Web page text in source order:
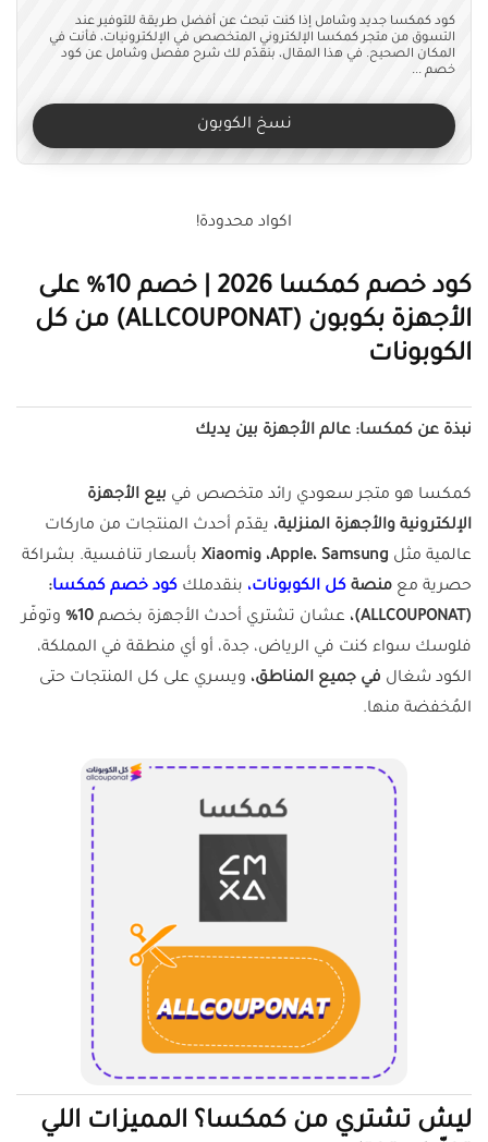
كود كمكسا جديد وشامل إذا كنت تبحث عن أفضل طريقة للتوفير عند
التسوق من متجر كمكسا الإلكتروني المتخصص في الإلكترونيات، فأنت في
المكان الصحيح. في هذا المقال، بنقدّم لك شرح مفصل وشامل عن كود
خصم ...
نسخ الكوبون
اكواد محدودة!
كود خصم كمكسا 2026 | خصم 10% على
الأجهزة بكوبون (ALLCOUPONAT) من كل
الكوبونات
نبذة عن كمكسا: عالم الأجهزة بين يديك
كمكسا هو متجر سعودي رائد متخصص في بيع الأجهزة
الإلكترونية والأجهزة المنزلية، يقدّم أحدث المنتجات من ماركات
عالمية مثل Apple، Samsung، وXiaomi
بأسعار تنافسية. بشراكة
حصرية مع منصة كل الكوبونات، بنقدملك كود خصم كمكسا:
(ALLCOUPONAT)،
عشان تشتري أحدث الأجهزة بخصم 10%
وتوفّر
فلوسك سواء كنت في الرياض، جدة، أو أي منطقة في المملكة،
الكود شغال في جميع المناطق، ويسري على كل المنتجات حتى
المُخفضة منها.
ليش تشتري من كمكسا؟ المميزات اللي